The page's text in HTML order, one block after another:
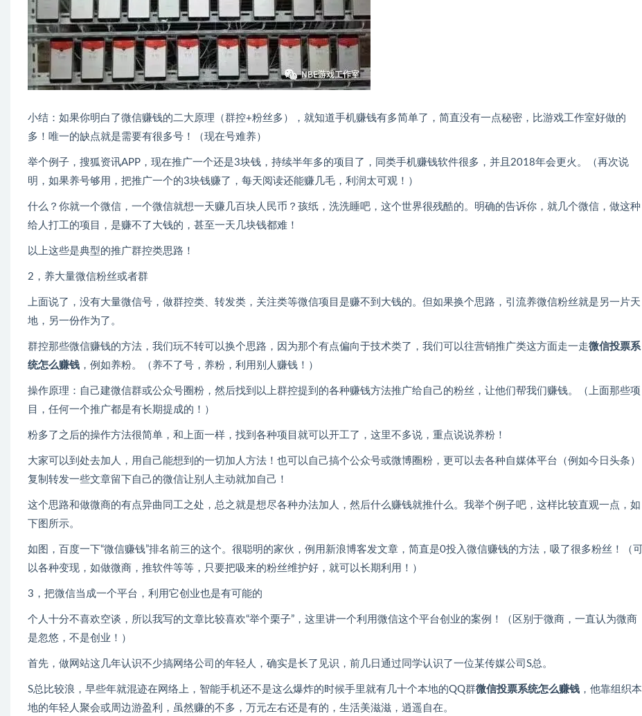
小结：如果你明白了微信赚钱的二大原理（群控+粉丝多），就知道手机赚钱有多简单了，简直没有一点秘密，比游戏工作室好做的
多！唯一的缺点就是需要有很多号！（现在号难养）
举个例子，搜狐资讯APP，现在推广一个还是3块钱，持续半年多的项目了，同类手机赚钱软件很多，并且2018年会更火。（再次说
明，如果养号够用，把推广一个的3块钱赚了，每天阅读还能赚几毛，利润太可观！）
什么？你就一个微信，一个微信就想一天赚几百块人民币？孩纸，洗洗睡吧，这个世界很残酷的。明确的告诉你，就几个微信，做这种
给人打工的项目，是赚不了大钱的，甚至一天几块钱都难！
以上这些是典型的推广群控类思路！
2，养大量微信粉丝或者群
上面说了，没有大量微信号，做群控类、转发类，关注类等微信项目是赚不到大钱的。但如果换个思路，引流养微信粉丝就是另一片天
地，另一份作为了。
群控那些微信赚钱的方法，我们玩不转可以换个思路，因为那个有点偏向于技术类了，我们可以往营销推广类这方面走一走微信投票系
统怎么赚钱 ，例如养粉。（养不了号，养粉，利用别人赚钱！）
操作原理：自己建微信群或公众号圈粉，然后找到以上群控提到的各种赚钱方法推广给自己的粉丝，让他们帮我们赚钱。（上面那些项
目，任何一个推广都是有长期提成的！）
粉多了之后的操作方法很简单，和上面一样，找到各种项目就可以开工了，这里不多说，重点说说养粉！
大家可以到处去加人，用自己能想到的一切加人方法！也可以自己搞个公众号或微博圈粉，更可以去各种自媒体平台（例如今日头条）
复制转发一些文章留下自己的微信让别人主动就加自己！
这个思路和做微商的有点异曲同工之处，总之就是想尽各种办法加人，然后什么赚钱就推什么。我举个例子吧，这样比较直观一点，如
下图所示。
如图，百度一下“微信赚钱”排名前三的这个。很聪明的家伙，例用新浪博客发文章，简直是0投入微信赚钱的方法，吸了很多粉丝！（可
以各种变现，如做微商，推软件等等，只要把吸来的粉丝维护好，就可以长期利用！）
3，把微信当成一个平台，利用它创业也是有可能的
个人十分不喜欢空谈，所以我写的文章比较喜欢“举个栗子”，这里讲一个利用微信这个平台创业的案例！（区别于微商，一直认为微商
是忽悠，不是创业！）
首先，做网站这几年认识不少搞网络公司的年轻人，确实是长了见识，前几日通过同学认识了一位某传媒公司S总。
S总比较浪，早些年就混迹在网络上，智能手机还不是这么爆炸的时候手里就有几十个本地的QQ群微信投票系统怎么赚钱 ，他靠组织本
地的年轻人聚会或周边游盈利，虽然赚的不多，万元左右还是有的，生活美滋滋，逍遥自在。